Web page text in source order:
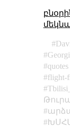
quotes
flight-